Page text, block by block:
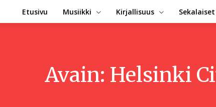
Etusivu Musiikki Kirjallisuus Sekalaiset
Avain: Helsinki